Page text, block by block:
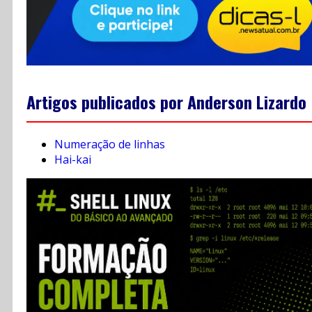
Artigos publicados por Anderson Lizardo
Numeração de linhas
Hai-kai